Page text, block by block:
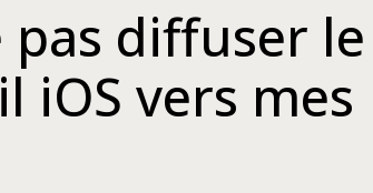
diffuser le
iOS vers mes